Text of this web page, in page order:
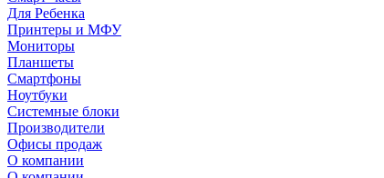
Для Ребенка
Принтеры и МФУ
Мониторы
Планшеты
Смартфоны
Ноутбуки
Системные блоки
Производители
Офисы продаж
О компании